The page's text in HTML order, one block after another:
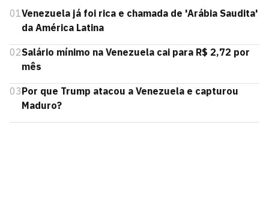
01Venezuela já foi rica e chamada de 'Arábia Saudita'
da América Latina
02Salário mínimo na Venezuela cai para R$ 2,72 por
mês
03Por que Trump atacou a Venezuela e capturou
Maduro?